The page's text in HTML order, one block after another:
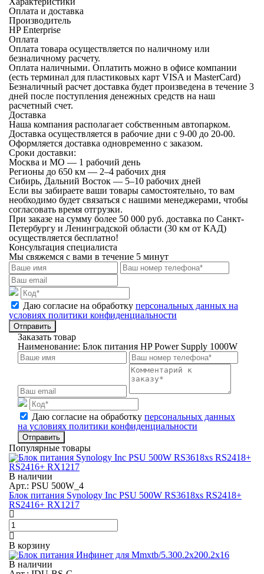
Оплата и доставка
Производитель
HP Enterprise
Оплата
Оплата товара осуществляется по наличному или
безналичному расчету.
Оплата наличными. Оплатить можно в офисе компании
(есть терминал для пластиковых карт VISA и MasterCard)
Безналичный расчет доставка будет произведена в течение 3
дней после поступления денежных средств на наш
расчетный счет.
Доставка
Наша компания располагает собственным автопарком.
Доставка осуществляется в рабочие дни с 9-00 до 20-00.
Оформляется доставка одновременно с заказом.
Сроки доставки:
Москва и МО — 1 рабочий день
Регионы до 650 км — 2–4 рабочих дня
Сибирь, Дальний Восток — 5–10 рабочих дней
Если вы забираете ваши товары самостоятельно, то вам
необходимо будет связаться с нашими менеджерами, чтобы
согласовать время отгрузки.
При заказе на сумму более 50 000 руб. доставка по Санкт-
Петербургу и Ленинградской области (30 км от КАД)
осуществляется бесплатно!
Консультация специалиста
Мы свяжемся с вами в течение 5 минут
Даю согласие на обработку персональных данных на
условиях политики конфиденциальности
Отправить
Заказать товар
Наименование: Блок питания HP Power Supply 1000W
Даю согласие на обработку персональных данных
на условиях политики конфиденциальности
Отправить
Популярные товары
В наличии
Арт.: PSU 500W_4
Блок питания Synology Inc PSU 500W RS3618xs RS2418+
RS2416+ RX1217
В корзину
В наличии